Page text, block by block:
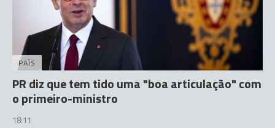
PAÍS
PR diz que tem tido uma "boa articulação" com
o primeiro-ministro
18:11